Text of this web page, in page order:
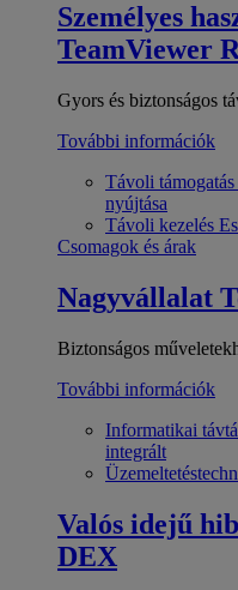
Személyes
TeamViewer
Gyors és biztonságos
További információk
Távoli támogatás
nyújtása
Távoli kezelés
Csomagok és árak
Nagyvállalat
Biztonságos
További információk
Informatikai
integrált
Valós idejű
DEX